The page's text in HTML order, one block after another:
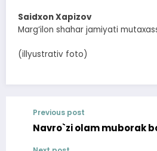
Saidxon Xapizov
Marg‘ilon shahar jamiyati
(illyustrativ foto)
Previous post
Navro`zi olam muborak